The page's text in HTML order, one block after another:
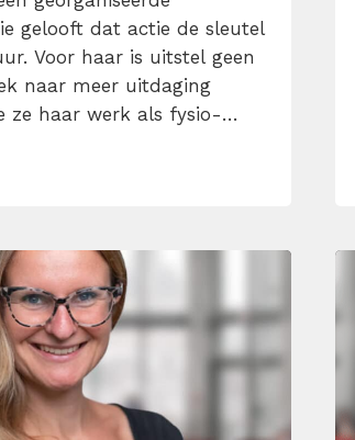
gelooft dat actie de sleutel
Voor haar is uitstel geen
naar meer uitdaging
ze haar werk als fysio-
Hier ontstond haar
in haar leven in […]